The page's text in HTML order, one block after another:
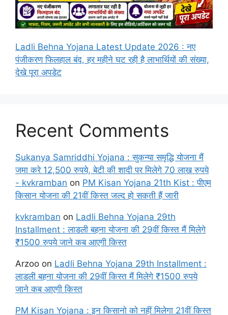
Ladli Behna Yojana Latest Update 2026 : नए
पंजीकरण फिलहाल बंद, हर महीने घट रही है लाभार्थियों की संख्या,
देखे पूरा अपडेट
Recent Comments
Sukanya Samriddhi Yojana : सुकन्या समृद्धि योजना मैं
जमा करे 12,500 रुपये, बेटी की शादी पर मिलेगे 70 लाख रुपये
- kvkramban on PM Kisan Yojana 21th Kist : पीएम
किसान योजना की 21वीं किस्त जल्द हो सकती हैं जारी
kvkramban on Ladli Behna Yojana 29th
Installment : लाडली बहना योजना की 29वीं किस्त मैं मिलेगे
₹1500 रुपये जाने कब आएगी किस्त
Arzoo on Ladli Behna Yojana 29th Installment :
लाडली बहना योजना की 29वीं किस्त मैं मिलेगे ₹1500 रुपये
जाने कब आएगी किस्त
PM Kisan Yojana : इन किसानो को नहीं मिलेगा 21वीं किस्त